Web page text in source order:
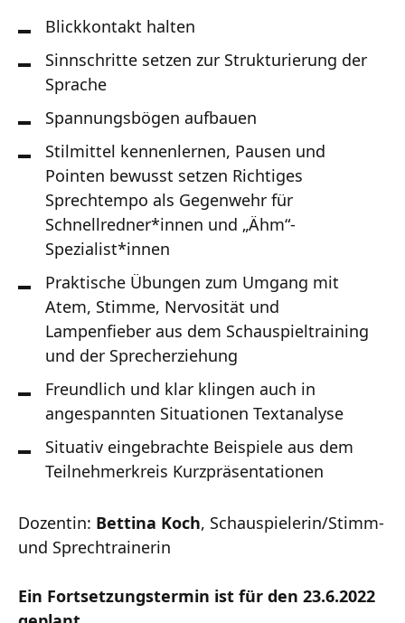
Blickkontakt halten
Sinnschritte setzen zur Strukturierung der
Sprache
Spannungsbögen aufbauen
Stilmittel kennenlernen, Pausen und
Pointen bewusst setzen Richtiges
Sprechtempo als Gegenwehr für
Schnellredner*innen und „Ähm“-
Spezialist*innen
Praktische Übungen zum Umgang mit
Atem, Stimme, Nervosität und
Lampenfieber aus dem Schauspieltraining
und der Sprecherziehung
Freundlich und klar klingen auch in
angespannten Situationen Textanalyse
Situativ eingebrachte Beispiele aus dem
Teilnehmerkreis Kurzpräsentationen
Dozentin: Bettina Koch, Schauspielerin/Stimm-
und Sprechtrainerin
Ein Fortsetzungstermin ist für den 23.6.2022